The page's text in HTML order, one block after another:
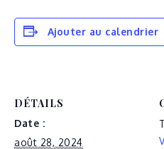
Ajouter au calendrier
DÉTAILS
Date :
août 28, 2024